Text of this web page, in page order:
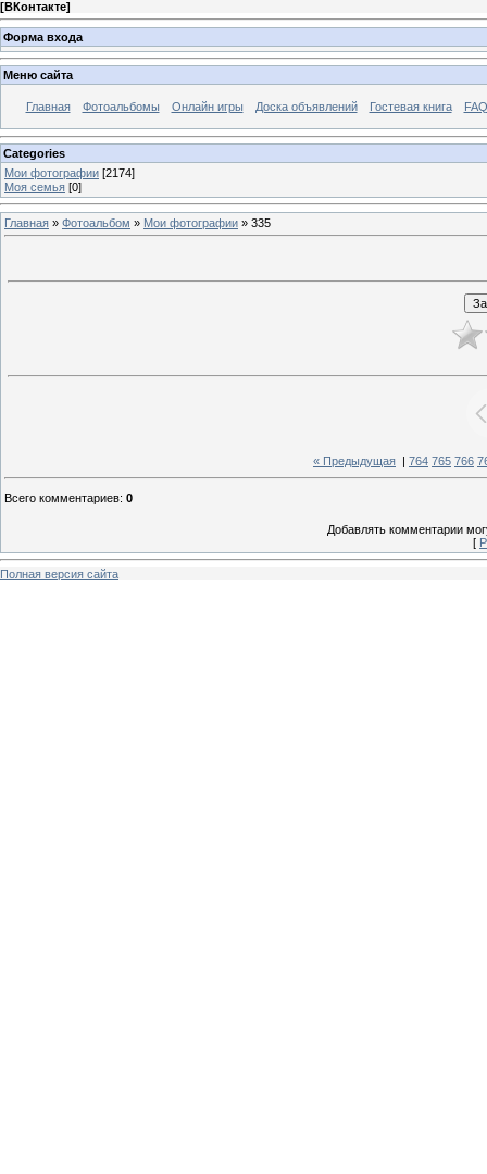
[ВКонтакте]
Форма входа
Меню сайта
Главная Фотоальбомы Онлайн игры Доска объявлений Гостевая книга
Categories
Мои фотографии [2174]
Моя семья [0]
Главная » Фотоальбом » Мои фотографии » 335
« Предыдущая 764 765 766
Всего комментариев: 0
Добавлять комментарии
[
Полная версия сайта